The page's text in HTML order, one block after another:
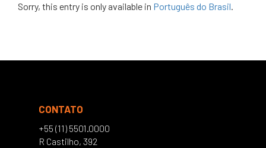
Sorry, this entry is only available in Português do Brasil.
CONTATO
+55 (11) 5501.0000
R Castilho, 392